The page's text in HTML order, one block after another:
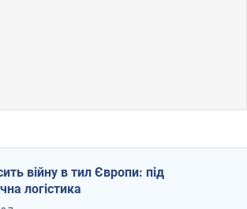
війну в тил Європи: під
логістика